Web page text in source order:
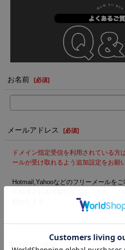
お名前 [必須]
メールアドレス [必須]
ドメイン指定受信を利用されている方
ールが受け取れるよう追加設定をお願
Hotmail,Yahooなどのフリーメールを